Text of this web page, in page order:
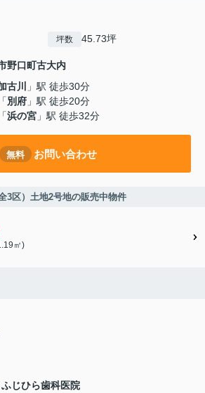
坪数 45.73坪
野口町古大内
古川
」駅 徒歩30分
「別府 」駅 徒歩20分
「浜の宮 」駅 徒歩32分
無料 お問い合わせ
3区）土地2号地の販売中物件
㎡)
じひら歯科医院